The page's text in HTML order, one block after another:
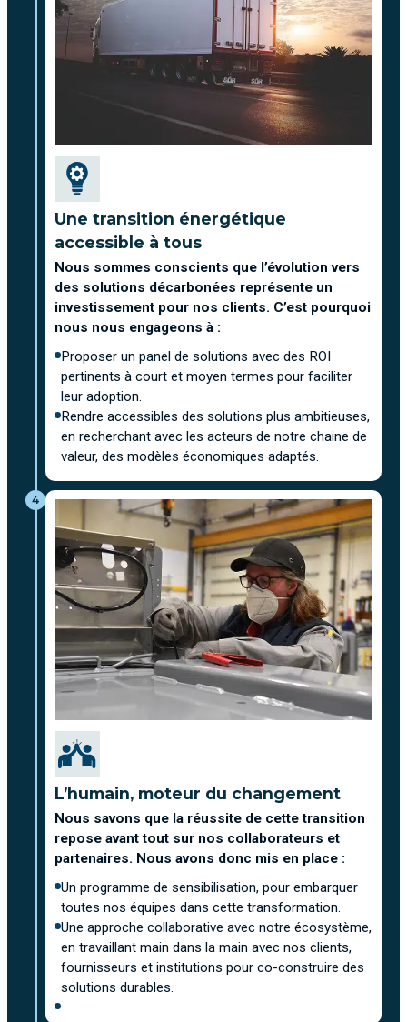
Une transition énergétique
accessible à tous
Nous sommes conscients que l’évolution vers
des solutions décarbonées représente un
investissement pour nos clients. C’est pourquoi
nous nous engageons à :
Proposer un panel de solutions avec des ROI
pertinents à court et moyen termes pour faciliter
leur adoption.
Rendre accessibles des solutions plus ambitieuses,
en recherchant avec les acteurs de notre chaine de
valeur, des modèles économiques adaptés.
4
L’humain, moteur du changement
Nous savons que la réussite de cette transition
repose avant tout sur nos collaborateurs et
partenaires. Nous avons donc mis en place :
Un programme de sensibilisation, pour embarquer
toutes nos équipes dans cette transformation.
Une approche collaborative avec notre écosystème,
en travaillant main dans la main avec nos clients,
fournisseurs et institutions pour co-construire des
solutions durables.